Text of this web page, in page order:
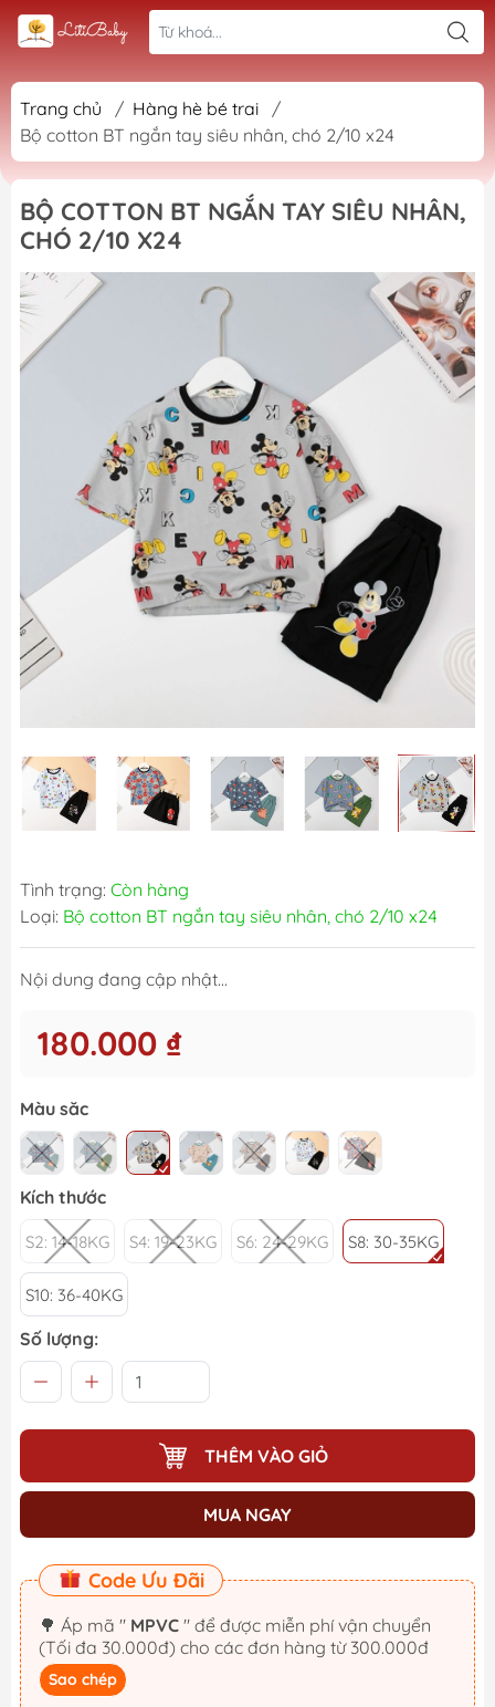
Trang chủ / Hàng hè bé trai
/
Bộ cotton BT ngắn tay siêu nhân, chó 2/10 x24
BỘ COTTON BT NGẮN TAY SIÊU NHÂN,
CHÓ 2/10 X24
Tình trạng: Còn hàng
Loại: Bộ cotton BT ngắn tay siêu nhân, chó 2/10 x24
Nội dung đang cập nhật...
180.000 ₫
Màu săc
Kích thước
S2: 14-18KG S4: 19-23KG S6: 24-29KG S8: 30-35KG
S10: 36-40KG
Số lượng:
THÊM VÀO GIỎ
MUA NGAY
Code Ưu Đãi
🌳 Áp mã " MPVC " để được miễn phí vận chuyển
(Tối đa 30.000đ) cho các đơn hàng từ 300.000đ
Sao chép